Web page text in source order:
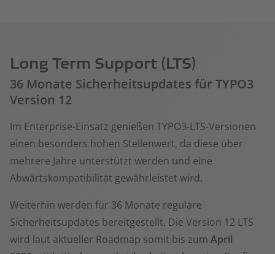
Long Term Support (LTS)
36 Monate Sicherheitsupdates für TYPO3
Version 12
Im Enterprise-Einsatz genießen TYPO3-LTS-Versionen
einen besonders hohen Stellenwert, da diese über
mehrere Jahre unterstützt werden und eine
Abwärtskompatibilität gewährleistet wird.
Weiterhin werden für 36 Monate reguläre
Sicherheitsupdates bereitgestellt. Die Version 12 LTS
wird laut aktueller Roadmap somit bis zum April